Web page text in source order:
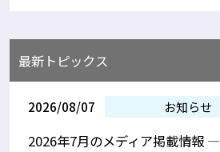
最新トピックス
2026/08/07 お知らせ
2026年7月のメディア掲載情報 —